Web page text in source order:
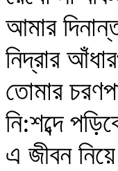
আমার
নিদ্রার
তোমার
নি:শব্দে
এ জীবন